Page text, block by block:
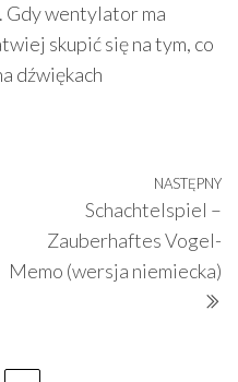
Gdy wentylator ma
skupić się na tym, co
dźwiękach
NASTĘPNY
Schachtelspiel –
Zauberhaftes Vogel-
Memo (wersja niemiecka)